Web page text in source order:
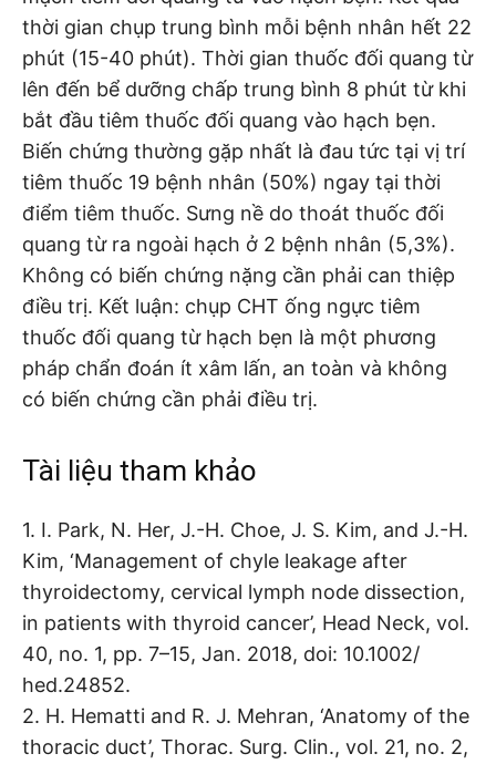
thời gian chụp trung bình mỗi bệnh nhân hết 22
phút (15-40 phút). Thời gian thuốc đối quang từ
lên đến bể dưỡng chấp trung bình 8 phút từ khi
bắt đầu tiêm thuốc đối quang vào hạch bẹn.
Biến chứng thường gặp nhất là đau tức tại vị trí
tiêm thuốc 19 bệnh nhân (50%) ngay tại thời
điểm tiêm thuốc. Sưng nề do thoát thuốc đối
quang từ ra ngoài hạch ở 2 bệnh nhân (5,3%).
Không có biến chứng nặng cần phải can thiệp
điều trị. Kết luận: chụp CHT ống ngực tiêm
thuốc đối quang từ hạch bẹn là một phương
pháp chẩn đoán ít xâm lấn, an toàn và không
có biến chứng cần phải điều trị.
Tài liệu tham khảo
1. I. Park, N. Her, J.-H. Choe, J. S. Kim, and J.-H.
Kim, ‘Management of chyle leakage after
thyroidectomy, cervical lymph node dissection,
in patients with thyroid cancer’, Head Neck, vol.
40, no. 1, pp. 7–15, Jan. 2018, doi: 10.1002/
hed.24852.
2. H. Hematti and R. J. Mehran, ‘Anatomy of the
thoracic duct’, Thorac. Surg. Clin., vol. 21, no. 2,